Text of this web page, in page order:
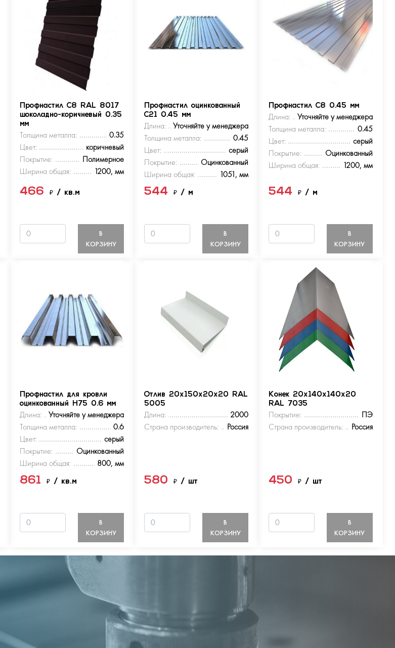
Профнастил С8 RAL 8017
шоколадно-коричневый 0.35
мм
Толщина металла:
0.35
Цвет:
коричневый
Покрытие:
Полимерное
Ширина общая:
1200, мм
466₽/ кв.м
В
КОРЗИНУ
Профнастил оцинкованный
С21 0.45 мм
Длина:
Уточняйте у менеджера
Толщина металла:
0.45
Цвет:
серый
Покрытие:
Оцинкованный
Ширина общая:
1051, мм
544₽/ м
В
КОРЗИНУ
Профнастил С8 0.45 мм
Длина:
Уточняйте у менеджера
Толщина металла:
0.45
Цвет:
серый
Покрытие:
Оцинкованный
Ширина общая:
1200, мм
544 ₽ / м
В
КОРЗИНУ
Профнастил для кровли
оцинкованный Н75 0.6 мм
Длина:
Уточняйте у менеджера
Толщина металла:
0.6
Цвет:
серый
Покрытие:
Оцинкованный
Ширина общая:
800, мм
861₽/ кв.м
В
КОРЗИНУ
Отлив 20х150х20х20 RAL
5005
Длина:
2000
Страна производитель:
Россия
580₽/ шт
В
КОРЗИНУ
Конек 20х140х140х20
RAL 7035
Покрытие:
ПЭ
Страна производитель:
Россия
450 ₽ / шт
В
КОРЗИНУ